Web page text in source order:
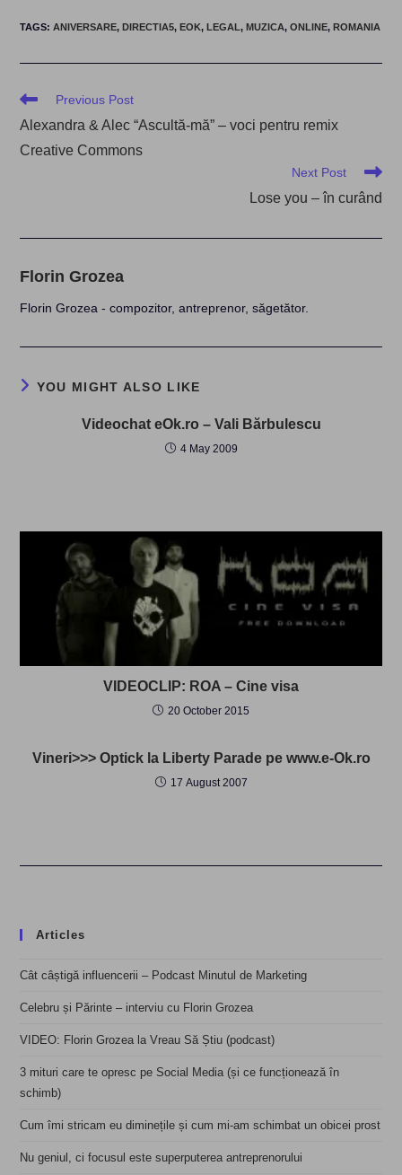
TAGS:ANIVERSARE, DIRECTIA5, EOK, LEGAL, MUZICA, ONLINE, ROMANIA
Read
articles
Previous Post
Alexandra & Alec “Ascultă-mă” – voci pentru remix
Creative Commons
Next Post
Lose you – în curând
Florin Grozea
Florin Grozea - compozitor, antreprenor, săgetător.
YOU MIGHT ALSO LIKE
Videochat eOk.ro – Vali Bărbulescu
4 May 2009
VIDEOCLIP: ROA – Cine visa
20 October 2015
Vineri>>> Optick la Liberty Parade pe www.e-Ok.ro
17 August 2007
Articles
Cât câștigă influencerii – Podcast Minutul de Marketing
Celebru și Părinte – interviu cu Florin Grozea
VIDEO: Florin Grozea la Vreau Să Știu (podcast)
3 mituri care te opresc pe Social Media (și ce funcționează în
schimb)
Cum îmi stricam eu diminețile și cum mi-am schimbat un obicei prost
Nu geniul, ci focusul este superputerea antreprenorului